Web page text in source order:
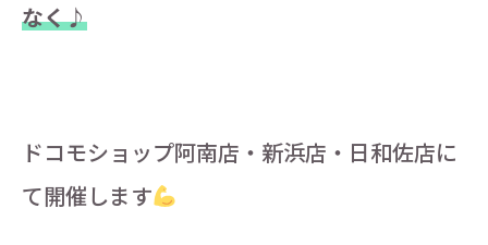
なく♪
ドコモショップ阿南店・新浜店・日和佐店に
て開催します